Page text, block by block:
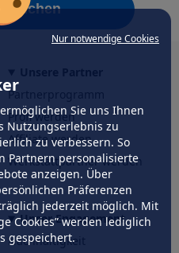
Nur notwendige Cookies
Sie uns Ihnen
Nutzungserlebnis zu
zu verbessern. So
Partnern personalisierte
anzeigen. Über
Präferenzen
jederzeit möglich. Mit
Cookies” werden lediglich
gespeichert.
Partnerprogramm
Profi werden
Affiliate werden
Werkstattpartner werden
Unser Engagement
Nachhaltigkeit